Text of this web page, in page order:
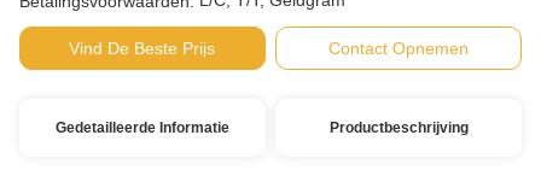
Vind De Beste Prijs Contact Opnemen
Gedetailleerde Informatie Productbeschrijving